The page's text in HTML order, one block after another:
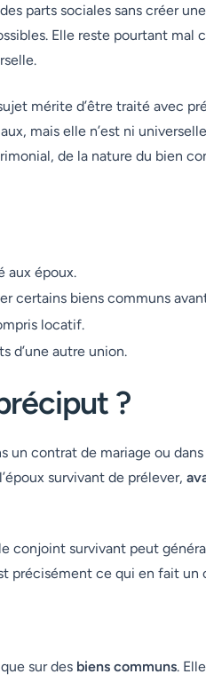
parts sociales sans créer
Elle reste pourtant mal
mérite d’être traité avec
mais elle n’est ni
de la nature du bien
aux époux.
certains biens communs
locatif.
d’une autre union.
?
un contrat de mariage ou
survivant de prélever,
conjoint survivant peut
précisément ce qui en fait
sur des biens communs.